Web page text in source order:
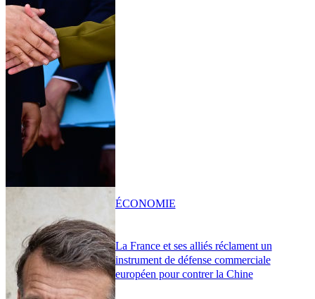
La France et ses alliés réclament un
instrument de défense commerciale
européen pour contrer la Chine
ÉCONOMIE